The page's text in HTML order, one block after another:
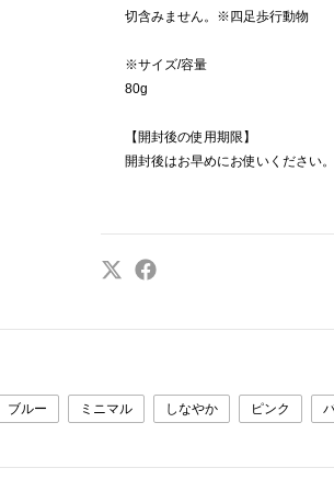
切含みません。※四足歩行動物
※サイズ/容量
80g
【開封後の使用期限】
開封後はお早めにお使いください。
ブルー ミニマル しなやか ピンク